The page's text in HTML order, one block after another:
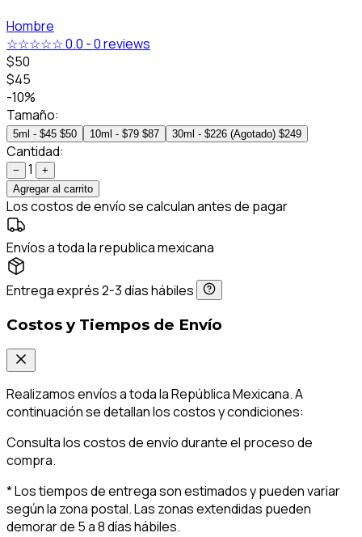
Hombre
☆☆☆☆☆0.0 -0 reviews
$50
$45
-10%
Tamaño:
5ml - $45 $50 10ml - $79 $87 30ml - $226 (Agotado) $249
Cantidad:
− 1
+
Agregar al carrito
Los costos de envío se calculan antes de pagar
Envíos a toda la republica mexicana
Entrega exprés 2-3 días hábiles
Costos y Tiempos de Envío
Realizamos envíos a toda la República Mexicana. A
continuación se detallan los costos y condiciones:
Consulta los costos de envío durante el proceso de
compra.
* Los tiempos de entrega son estimados y pueden variar
según la zona postal. Las zonas extendidas pueden
demorar de 5 a 8 días hábiles.